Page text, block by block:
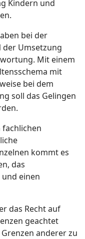
Kindern und
bei der
der Umsetzung
Mit einem
mit
bei dem
soll das Gelingen
fachlichen
kommt es
das
einen
das Recht auf
geachtet
anderer zu